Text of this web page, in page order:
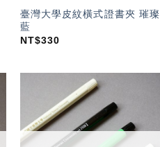
臺灣大學皮紋橫式證書夾 璀璨
藍
NT$330
望輕